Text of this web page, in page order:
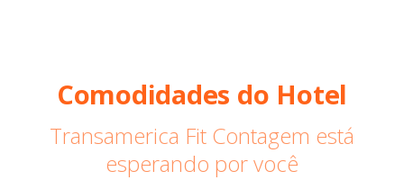
Comodidades do Hotel
Transamerica Fit Contagem está
esperando por você